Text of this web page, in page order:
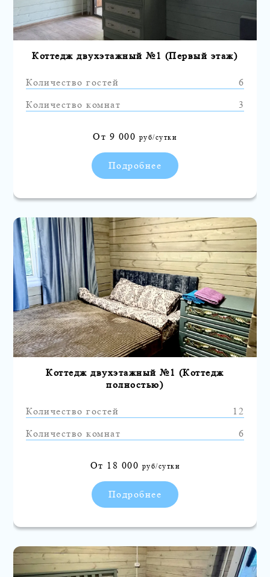
Коттедж двухэтажный №1 (Первый этаж)
Количество гостей
6
Количество комнат
3
От 9 000 руб/сутки
Подробнее
Коттедж двухэтажный №1 (Коттедж
полностью)
Количество гостей
12
Количество комнат
6
От 18 000 руб/сутки
Подробнее